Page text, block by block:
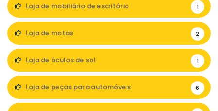
Loja de mobiliário de escritório 1
Loja de motas 2
Loja de óculos de sol 1
Loja de peças para automóveis 6